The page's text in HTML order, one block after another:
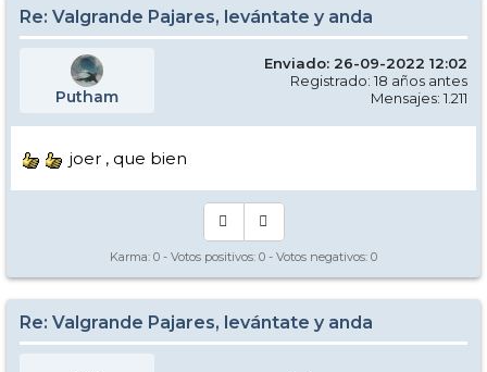
Re: Valgrande Pajares, levántate y anda
Putham
Enviado: 26-09-2022 12:02
Registrado: 18 años antes
Mensajes: 1.211
joer , que bien
Karma: 0 - Votos positivos: 0 - Votos negativos: 0
Re: Valgrande Pajares, levántate y anda